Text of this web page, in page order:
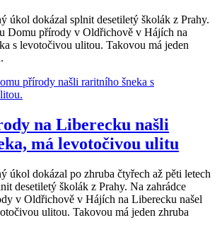
úkol dokázal splnit desetiletý školák z Prahy.
Domu přírody v Oldřichově v Hájích na
s levotočivou ulitou. Takovou má jeden
na Liberecku našli
má levotočivou ulitu
úkol dokázal po zhruba čtyřech až pěti letech
desetiletý školák z Prahy. Na zahrádce
v Oldřichově v Hájích na Liberecku našel
ulitou. Takovou má jeden zhruba